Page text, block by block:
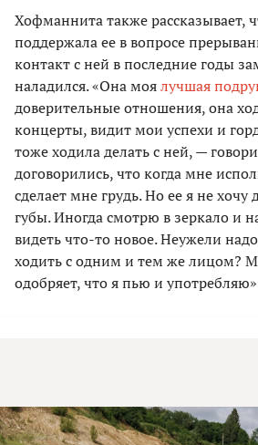
Хофманнита также рассказывает,
поддержала ее в вопросе
контакт с ней в последние годы
наладился. «Она моялучшая
доверительные отношения, она
концерты, видит мои успехи и
тоже ходила делать с ней, —
договорились, что когда мне
сделает мне грудь. Но ее я не хочу
губы. Иногда смотрю в зеркало и
видеть что-то новое. Неужели
ходить с одним и тем же лицом?
одобряет, что я пью и